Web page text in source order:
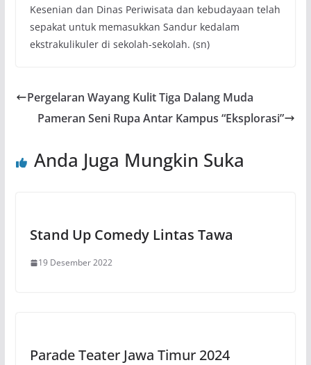
Kesenian dan Dinas Periwisata dan kebudayaan telah
sepakat untuk memasukkan Sandur kedalam
ekstrakulikuler di sekolah-sekolah. (sn)
Pergelaran Wayang Kulit Tiga Dalang Muda
Pameran Seni Rupa Antar Kampus “Eksplorasi”
Anda Juga Mungkin Suka
Stand Up Comedy Lintas Tawa
19 Desember 2022
Parade Teater Jawa Timur 2024